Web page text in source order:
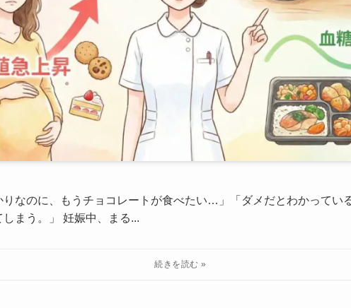
りなのに、もうチョコレートが食べたい…」「ダメだとわかってい
まう。」 妊娠中、まる...